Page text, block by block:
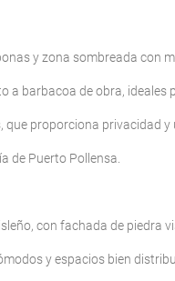
y zona sombreada con
a barbacoa de obra, ideales
proporciona privacidad
de Puerto Pollensa.
con fachada de piedra
y espacios bien